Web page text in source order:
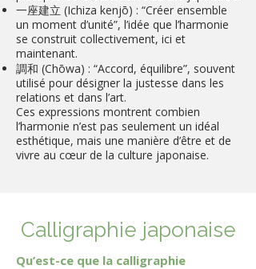
一座建立 (Ichiza kenjō) : “Créer ensemble
un moment d’unité”, l’idée que l’harmonie
se construit collectivement, ici et
maintenant.
調和 (Chōwa) : “Accord, équilibre”, souvent
utilisé pour désigner la justesse dans les
relations et dans l’art.
Ces expressions montrent combien
l’harmonie n’est pas seulement un idéal
esthétique, mais une manière d’être et de
vivre au cœur de la culture japonaise.
Calligraphie japonaise
​Qu’est-ce que la calligraphie